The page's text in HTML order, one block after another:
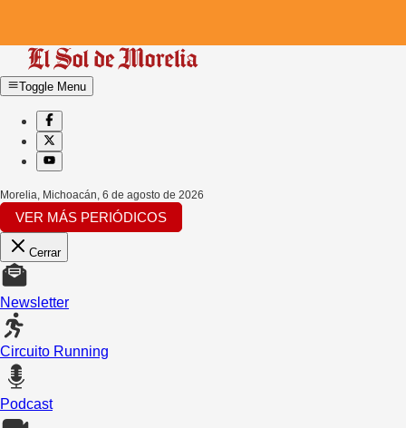
Toggle Menu
Morelia, Michoacán, 6 de agosto de 2026
VER MÁS PERIÓDICOS
Cerrar
Newsletter
Circuito Running
Podcast